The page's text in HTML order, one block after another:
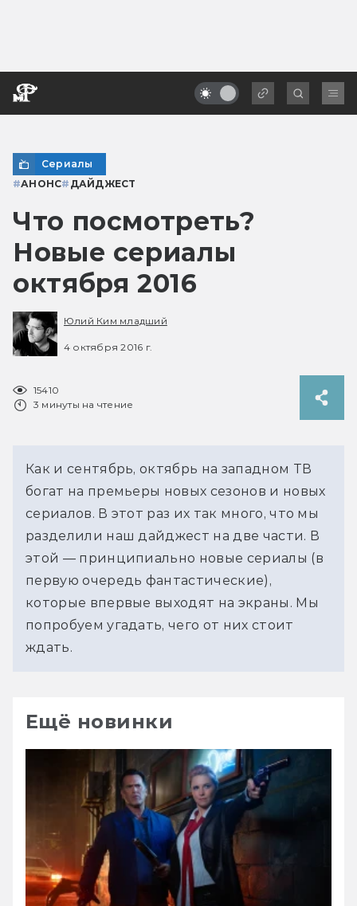
Сериалы
#АНОНС# ДАЙДЖЕСТ
Что посмотреть?
Новые сериалы
октября 2016
Юлий Ким младший
4 октября 2016 г.
15410
3 минуты на чтение
Как и сентябрь, октябрь на западном ТВ
богат на премьеры новых сезонов и новых
сериалов. В этот раз их так много, что мы
разделили наш дайджест на две части. В
этой — принципиально новые сериалы (в
первую очередь фантастические),
которые впервые выходят на экраны. Мы
попробуем угадать, чего от них стоит
ждать.
Ещё новинки